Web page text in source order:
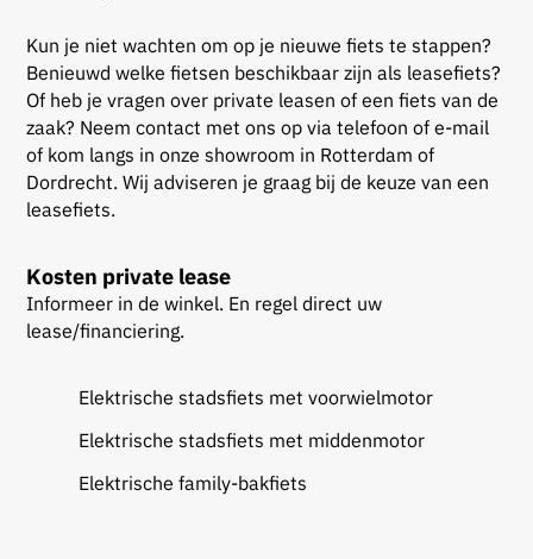
Kun je niet wachten om op je nieuwe fiets te stappen?
Benieuwd welke fietsen beschikbaar zijn als leasefiets?
Of heb je vragen over private leasen of een fiets van de
zaak? Neem contact met ons op via telefoon of e-mail
of kom langs in onze showroom in Rotterdam of
Dordrecht. Wij adviseren je graag bij de keuze van een
leasefiets.
Kosten private lease
Informeer in de winkel. En regel direct uw
lease/financiering.
Elektrische stadsfiets met voorwielmotor
Elektrische stadsfiets met middenmotor
Elektrische family-bakfiets